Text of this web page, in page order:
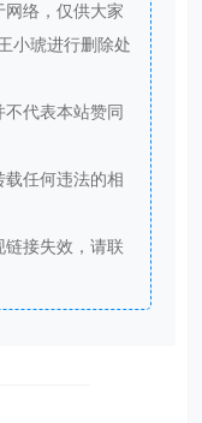
络，仅供大家
小琥进行删除处
代表本站赞同
任何违法的相
接失效，请联